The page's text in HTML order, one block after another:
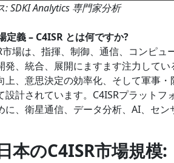
: SDKI Analytics 専門家分析
定義 – C4ISR とは何ですか?
市場は、指揮、制御、通信、コンピ
発、統合、展開にますます注力して
上、意思決定の効率化、そして軍事
設計されています。C4ISRプラット
に、衛星通信、データ分析、AI、セ
本のC4ISR市場規模: